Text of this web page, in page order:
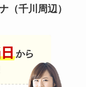
（千川周辺）